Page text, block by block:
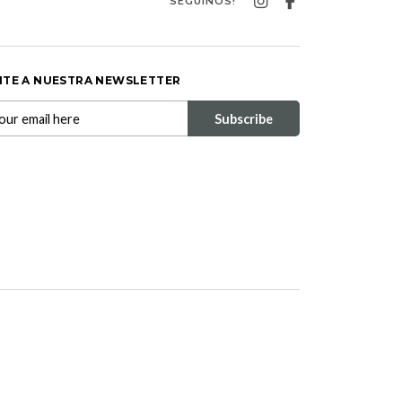
A NUESTRA NEWSLETTER